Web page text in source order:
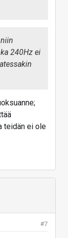
240Hz ei
teidän ei ole
#7